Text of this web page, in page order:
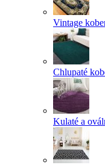
Vintage
Chlupaté
Kulaté a